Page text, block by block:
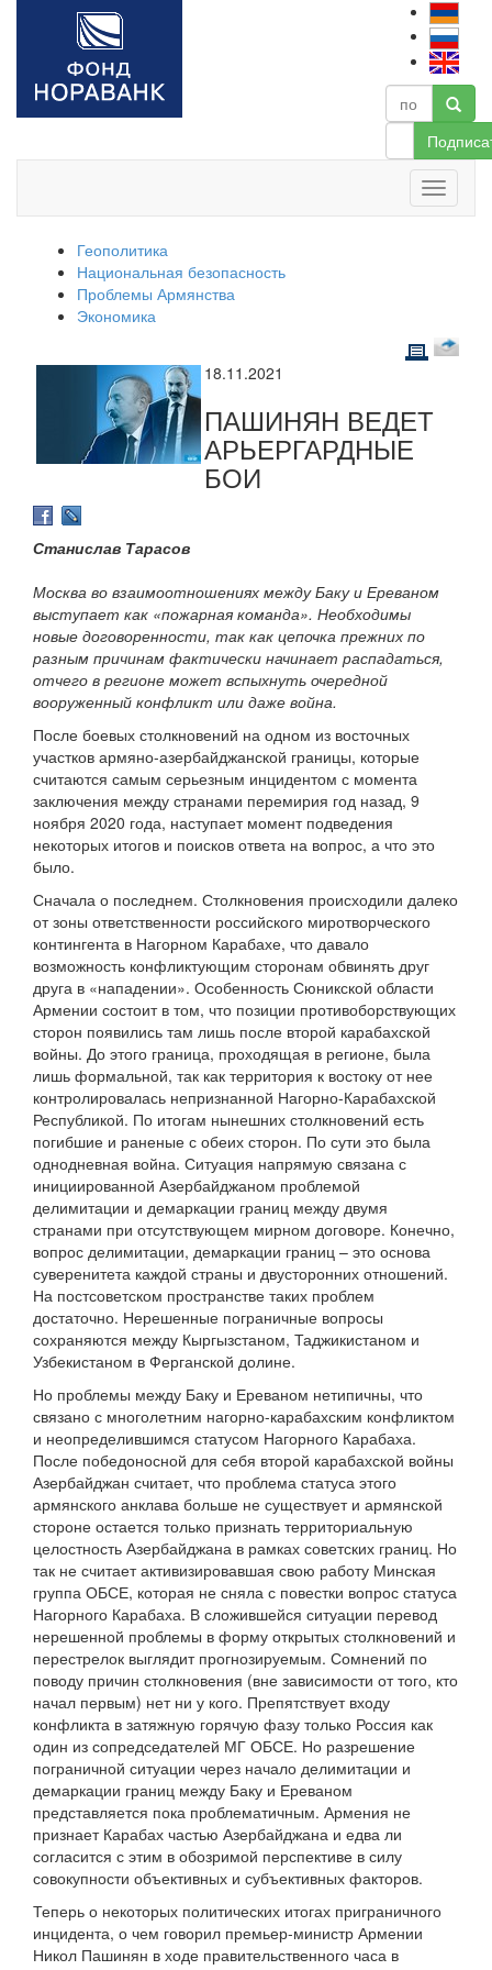
Геополитика
Национальная безопасность
Проблемы Армянства
Экономика
18.11.2021
ПАШИНЯН ВЕДЕТ
АРЬЕРГАРДНЫЕ
БОИ
Станислав Тарасов
Москва во взаимоотношениях между Баку и Ереваном
выступает как «пожарная команда». Необходимы
новые договоренности, так как цепочка прежних по
разным причинам фактически начинает распадаться,
отчего в регионе может вспыхнуть очередной
вооруженный конфликт или даже война.
После боевых столкновений на одном из восточных
участков армяно-азербайджанской границы, которые
считаются самым серьезным инцидентом с момента
заключения между странами перемирия год назад, 9
ноября 2020 года, наступает момент подведения
некоторых итогов и поисков ответа на вопрос, а что это
было.
Сначала о последнем. Столкновения происходили далеко
от зоны ответственности российского миротворческого
контингента в Нагорном Карабахе, что давало
возможность конфликтующим сторонам обвинять друг
друга в «нападении». Особенность Сюникской области
Армении состоит в том, что позиции противоборствующих
сторон появились там лишь после второй карабахской
войны. До этого граница, проходящая в регионе, была
лишь формальной, так как территория к востоку от нее
контролировалась непризнанной Нагорно-Карабахской
Республикой. По итогам нынешних столкновений есть
погибшие и раненые с обеих сторон. По сути это была
однодневная война. Ситуация напрямую связана с
инициированной Азербайджаном проблемой
делимитации и демаркации границ между двумя
странами при отсутствующем мирном договоре. Конечно,
вопрос делимитации, демаркации границ – это основа
суверенитета каждой страны и двусторонних отношений.
На постсоветском пространстве таких проблем
достаточно. Нерешенные пограничные вопросы
сохраняются между Кыргызстаном, Таджикистаном и
Узбекистаном в Ферганской долине.
Но проблемы между Баку и Ереваном нетипичны, что
связано с многолетним нагорно-карабахским конфликтом
и неопределившимся статусом Нагорного Карабаха.
После победоносной для себя второй карабахской войны
Азербайджан считает, что проблема статуса этого
армянского анклава больше не существует и армянской
стороне остается только признать территориальную
целостность Азербайджана в рамках советских границ. Но
так не считает активизировавшая свою работу Минская
группа ОБСЕ, которая не сняла с повестки вопрос статуса
Нагорного Карабаха. В сложившейся ситуации перевод
нерешенной проблемы в форму открытых столкновений и
перестрелок выглядит прогнозируемым. Сомнений по
поводу причин столкновения (вне зависимости от того, кто
начал первым) нет ни у кого. Препятствует входу
конфликта в затяжную горячую фазу только Россия как
один из сопредседателей МГ ОБСЕ. Но разрешение
пограничной ситуации через начало делимитации и
демаркации границ между Баку и Ереваном
представляется пока проблематичным. Армения не
признает Карабах частью Азербайджана и едва ли
согласится с этим в обозримой перспективе в силу
совокупности объективных и субъективных факторов.
Теперь о некоторых политических итогах приграничного
инцидента, о чем говорил премьер-министр Армении
Никол Пашинян в ходе правительственного часа в